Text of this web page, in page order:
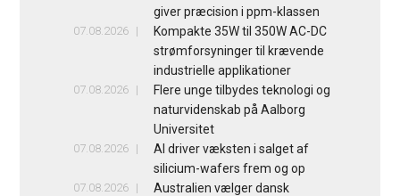
giver præcision i ppm-klassen
07.08.2026
Kompakte 35W til 350W AC-DC
strømforsyninger til krævende
industrielle applikationer
07.08.2026
Flere unge tilbydes teknologi og
naturvidenskab på Aalborg
Universitet
07.08.2026
AI driver væksten i salget af
silicium-wafers frem og op
07.08.2026
Australien vælger dansk